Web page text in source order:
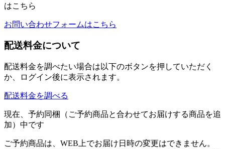
はこちら
お問い合わせフォームはこちら
配送料金について
配送料金を調べたい場合は以下のボタンを押していただく
か、ログイン後に表示されます。
配送料金を調べる
現在、予約同梱（ご予約商品と合わせてお届けする商品を追
加）中です
ご予約商品は、WEB上でお届け日時の変更はできません。